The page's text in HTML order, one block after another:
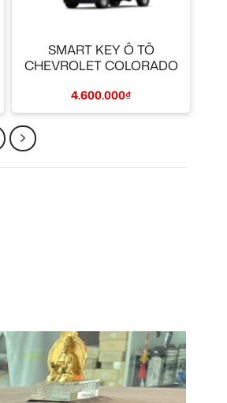
SMART KEY Ô TÔ
CHEVROLET COLORADO
4.600.000₫